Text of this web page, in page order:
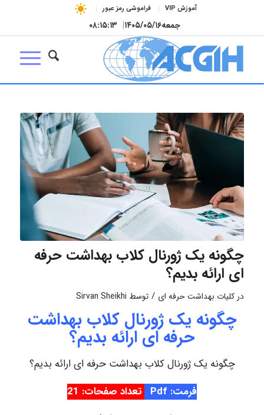
آموزش VIP فراموشی رمز عبور
جمعه۱۴۰۵/۰۵/۱۶| ۰۸:۱۵:۱۴
چگونه یک ژورنال کلاب بهداشت حرفه
ای ارائه بدیم؟
در کلیات بهداشت حرفه ای / توسط Sirvan Sheikhi
چگونه یک ژورنال کلاب بهداشت
حرفه ای ارائه بدیم؟
چگونه یک ژورنال کلاب بهداشت حرفه ای ارائه بدیم؟
فرمت: Pdf
تعداد صفحات: 21